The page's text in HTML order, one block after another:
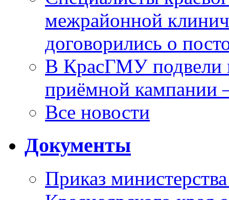
межрайонной
договорились о
В КрасГМУ подвели
приёмной кампании
Все новости
Документы
Приказ